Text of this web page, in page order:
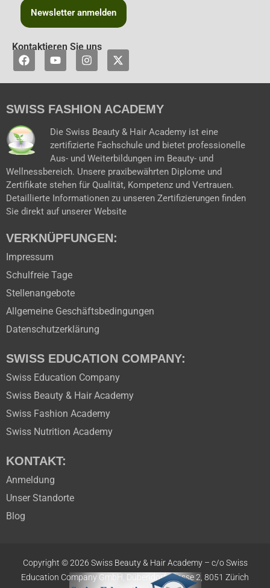
Newsletter anmelden
Kontaktieren Sie uns
F
a
e
o
k
Y
o
t
b
I
n
t
g
a
m
X
-
w
t
e
r
SWISS FASHION ACADEMY
Die Swiss Beauty & Hair Academy ist eine
zertifizierte Fachschule und bietet professionelle
Aus- und Weiterbildungen im Beauty- und
Wellnessbereich. Unsere praxibewährten Diplome und
Zertifikate stehen für Qualität, Kompetenz und Vertrauen.
Detaillierte Informationen zu unseren Zertifizierungen finden
Sie direkt auf unserer Website
VERKNÜPFUNGEN:
Impressum
Schulfreie Tage
Stellenangebote
Allgemeine Geschäftsbedingungen
Datenschutzerklärung
SWISS EDUCATION COMPANY:
Swiss Education Company
Swiss Beauty & Hair Academy
Swiss Fashion Academy
Swiss Nutrition Academy
KONTAKT:
Anmeldung
Unser Standorte
Blog
Copyright © 2026 Swiss Beauty & Hair Academy – c/o Swiss
Education Company GmbH, Dübendorfstrasse 2, 8051 Zürich